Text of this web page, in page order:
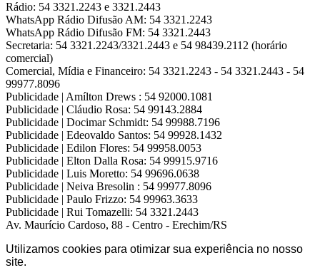
Rádio: 54 3321.2243 e 3321.2443
WhatsApp Rádio Difusão AM: 54 3321.2243
WhatsApp Rádio Difusão FM: 54 3321.2443
Secretaria: 54 3321.2243/3321.2443 e 54 98439.2112 (horário
comercial)
Comercial, Mídia e Financeiro: 54 3321.2243 - 54 3321.2443 - 54
99977.8096
Publicidade | Amílton Drews : 54 92000.1081
Publicidade | Cláudio Rosa: 54 99143.2884
Publicidade | Docimar Schmidt: 54 99988.7196
Publicidade | Edeovaldo Santos: 54 99928.1432
Publicidade | Edilon Flores: 54 99958.0053
Publicidade | Elton Dalla Rosa: 54 99915.9716
Publicidade | Luis Moretto: 54 99696.0638
Publicidade | Neiva Bresolin : 54 99977.8096
Publicidade | Paulo Frizzo: 54 99963.3633
Publicidade | Rui Tomazelli: 54 3321.2443
Av. Maurício Cardoso, 88 - Centro - Erechim/RS
Utilizamos cookies para otimizar sua experiência no nosso
site.